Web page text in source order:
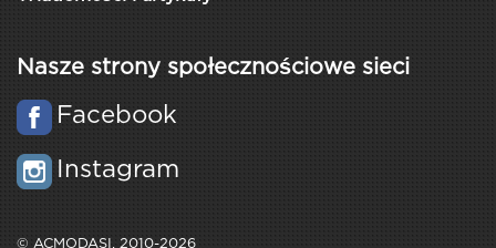
Nasze strony społecznościowe sieci
Facebook
Instagram
© ACMODASI, 2010-2026